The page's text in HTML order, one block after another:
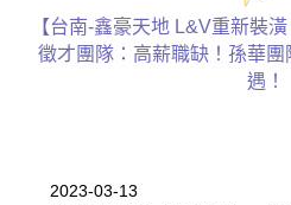
【台南-鑫豪天地 L&V重新裝
徵才團隊：高薪職缺！孫華
遇！
2023-03-13